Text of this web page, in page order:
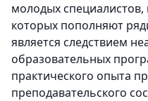
молодых специалистов,
которых пополняют
является следствием
образовательных
практического опыта
преподавательского